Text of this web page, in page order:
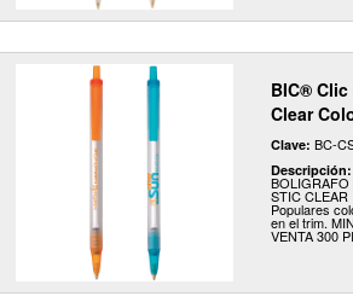
BIC®
Clear
Clave: BC-
Descripción:
BOLIGRAFO
STIC CLEAR
Populares
en el trim.
VENTA 300